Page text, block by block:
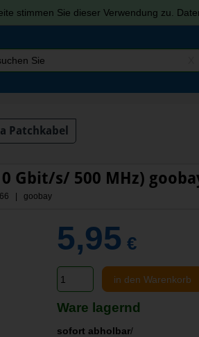
stimmen Sie dieser Verwendung zu.
Patchkabel
Gbit/s/ 500 MHz)
| goobay
5,95 €
in den Warenkorb
Ware lagernd
sofort abholbar/